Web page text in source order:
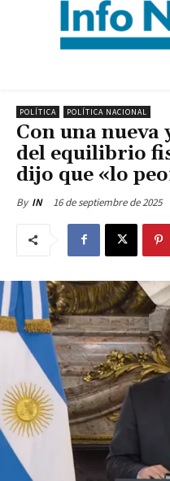
POLÍTICA POLÍTICA NACIONAL
Con una nueva
del equilibrio
dijo que «lo
By IN 16 de septiembre de 2025